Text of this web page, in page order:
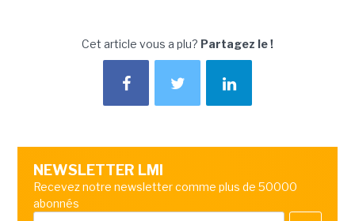
Cet article vous a plu? Partagez le !
NEWSLETTER LMI
Recevez notre newsletter comme plus de 50000
abonnés